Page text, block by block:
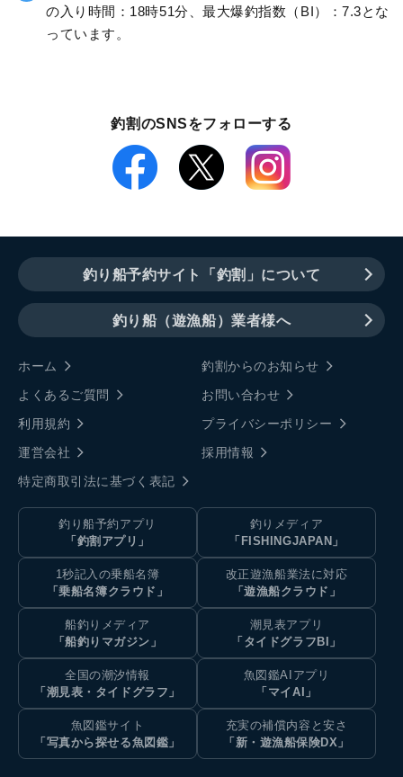
の入り時間：18時51分、最大爆釣指数（BI）：7.3とな
っています。
釣割のSNSをフォローする
釣り船予約サイト「釣割」について
釣り船（遊漁船）業者様へ
ホーム
釣割からのお知らせ
よくあるご質問
お問い合わせ
利用規約
プライバシーポリシー
運営会社
採用情報
特定商取引法に基づく表記
釣り船予約アプリ
「釣割アプリ」
釣りメディア
「FISHINGJAPAN」
1秒記入の乗船名簿
「乗船名簿クラウド」
改正遊漁船業法に対応
「遊漁船クラウド」
船釣りメディア
「船釣りマガジン」
潮見表アプリ
「タイドグラフBI」
全国の潮汐情報
「潮見表・タイドグラフ」
魚図鑑AIアプリ
「マイAI」
魚図鑑サイト
「写真から探せる魚図鑑」
充実の補償内容と安さ
「新・遊漁船保険DX」